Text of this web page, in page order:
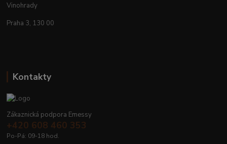
Vinohrady
Praha 3, 130 00
Kontakty
Zákaznická podpora Emessy
+420 608 460 353
Po-Pá: 09-18 hod.